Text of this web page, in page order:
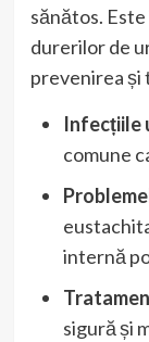
sănătos.
durerilor de
prevenirea și
Infecțiile
comune
internă
sigură și